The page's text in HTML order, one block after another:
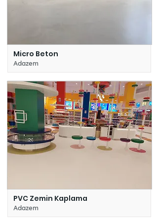
Micro Beton
Adazem
PVC Zemin Kaplama
Adazem